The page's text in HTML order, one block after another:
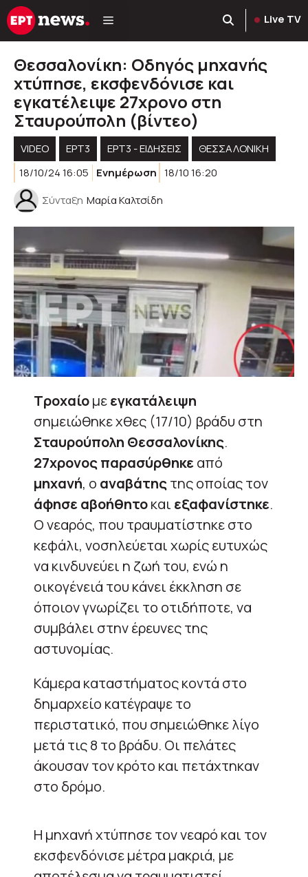
Μετάβαση
σε
Live TV
Θεσσαλονίκη: Οδηγός μηχανής
χτύπησε, εκσφενδόνισε και
εγκατέλειψε 27χρονο στη
Σταυρούπολη (βίντεο)
VIDEO ΕΡΤ3 ΕΡΤ3 - ΕΙΔΉΣΕΙΣ
ΘΕΣΣΑΛΟΝΙΚΗ
18/10/24 16:05
Ενημέρωση 18/10 16:20
Σύνταξη Μαρία Καλτσίδη
Τροχαίομεεγκατάλειψη
σημειώθηκε χθες (17/10) βράδυ στη
Σταυρούπολη Θεσσαλονίκης.
27χρονος παρασύρθηκεαπό
μηχανή, ο αναβάτηςτης οποίας τον
άφησε αβοήθητοκαι εξαφανίστηκε.
Ο νεαρός, που τραυματίστηκε στο
κεφάλι, νοσηλεύεται χωρίς ευτυχώς
να κινδυνεύει η ζωή του, ενώ η
οικογένειά του κάνει έκκληση σε
όποιον γνωρίζει το οτιδήποτε, να
συμβάλει στην έρευνες της
αστυνομίας.
Κάμερα καταστήματος κοντά στο
δημαρχείο κατέγραψε το
περιστατικό, που σημειώθηκε λίγο
μετά τις 8 το βράδυ. Οι πελάτες
άκουσαν τον κρότο και πετάχτηκαν
στο δρόμο.
Η μηχανή χτύπησε τον νεαρό και τον
εκσφενδόνισε μέτρα μακριά, με